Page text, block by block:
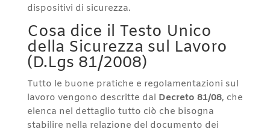
dispositivi di sicurezza.
Cosa dice il Testo Unico
della Sicurezza sul Lavoro
(D.Lgs 81/2008)
Tutto le buone pratiche e regolamentazioni sul
lavoro vengono descritte dal Decreto 81/08, che
elenca nel dettaglio tutto ciò che bisogna
stabilire nella relazione del documento dei